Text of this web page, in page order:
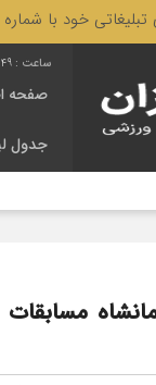
3166 444 0910 تماس حاصل فرمایید.
صفحه
جدول